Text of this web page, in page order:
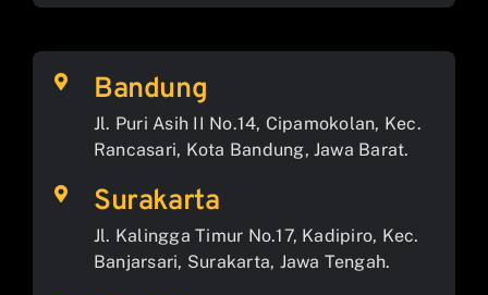
Bandung
Jl. Puri Asih II No.14, Cipamokolan, Kec.
Rancasari, Kota Bandung, Jawa Barat.
Surakarta
Jl. Kalingga Timur No.17, Kadipiro, Kec.
Banjarsari, Surakarta, Jawa Tengah.